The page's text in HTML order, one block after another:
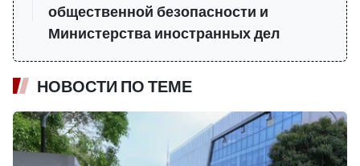
общественной безопасности и
Министерства иностранных дел
НОВОСТИ ПО ТЕМЕ